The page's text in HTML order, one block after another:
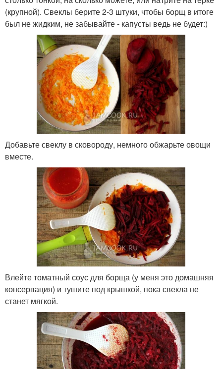
(крупной). Свеклы берите 2-3 штуки, чтобы борщ в итоге
был не жидким, не забывайте - капусты ведь не будет:)
Добавьте свеклу в сковороду, немного обжарьте овощи
вместе.
Влейте томатный соус для борща (у меня это домашняя
консервация) и тушите под крышкой, пока свекла не
станет мягкой.